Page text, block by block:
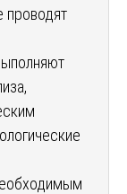
проводят